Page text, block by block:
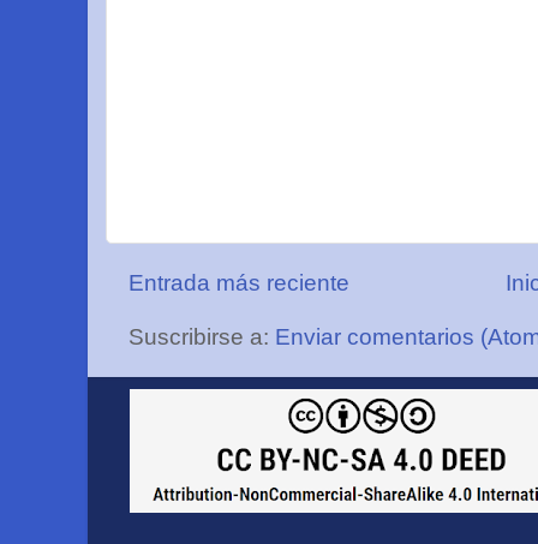
Entrada más reciente
Suscribirse a: Enviar comentarios